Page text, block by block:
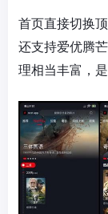
首页直接切换
还支持爱优腾
理相当丰富，